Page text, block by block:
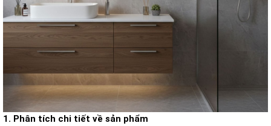
1. Phân tích chi tiết về sản phẩm